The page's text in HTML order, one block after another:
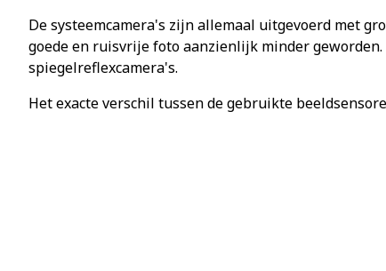
De systeemcamera's zijn allemaal uitgevoerd met
goede en ruisvrije foto aanzienlijk minder
spiegelreflexcamera's.
Het exacte verschil tussen de gebruikte